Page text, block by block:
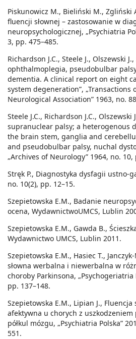
Piskunowicz M., Bieliński M., Zgliński
fluencji słownej – zastosowanie w
neuropsychologicznej, „Psychiatria
3, pp. 475–485.
Richardson J.C., Steele J., Olszewski
ophthalmoplegia, pseudobulbar
dementia. A clinical report on eight
system degeneration”, „Transactions
Neurological Association” 1963, no.
Steele J.C., Richardson J.C., Olszewski
supranuclear palsy; a heterogenous
the brain stem, ganglia and
and pseudobulbar palsy, nuchal
„Archives of Neurology” 1964, no. 10,
Stręk P., Diagnostyka dysfagii ustno-
no. 10(2), pp. 12–15.
Szepietowska E.M., Badanie
ocena, WydawnictwoUMCS, Lublin
Szepietowska E.M., Gawda B.,
Wydawnictwo UMCS, Lublin 2011.
Szepietowska E.M., Hasiec T.,
słowna werbalna i niewerbalna w
choroby Parkinsona, „Psychogeriatria
pp. 137–148.
Szepietowska E.M., Lipian J.,
afektywna u chorych z
półkul mózgu, „Psychiatria Polska”
551.